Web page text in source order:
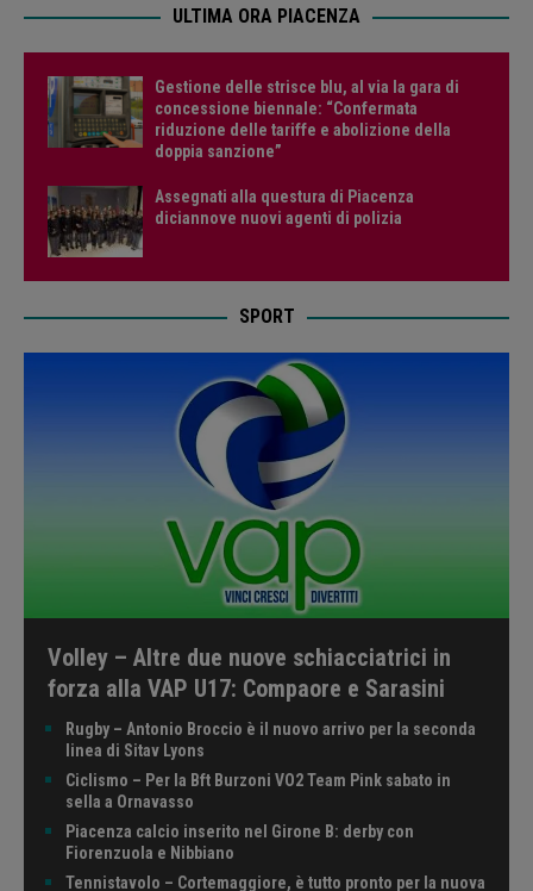
ULTIMA ORA PIACENZA
Gestione delle strisce blu, al via la gara di
concessione biennale: “Confermata
riduzione delle tariffe e abolizione della
doppia sanzione”
Assegnati alla questura di Piacenza
diciannove nuovi agenti di polizia
SPORT
Volley – Altre due nuove schiacciatrici in
forza alla VAP U17: Compaore e Sarasini
Rugby – Antonio Broccio è il nuovo arrivo per la seconda
linea di Sitav Lyons
Ciclismo – Per la Bft Burzoni VO2 Team Pink sabato in
sella a Ornavasso
Piacenza calcio inserito nel Girone B: derby con
Fiorenzuola e Nibbiano
Tennistavolo – Cortemaggiore, è tutto pronto per la nuova